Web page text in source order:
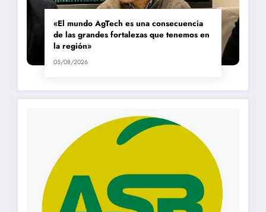
«El mundo AgTech es una consecuencia
de las grandes fortalezas que tenemos en
la región»
05/08/2026